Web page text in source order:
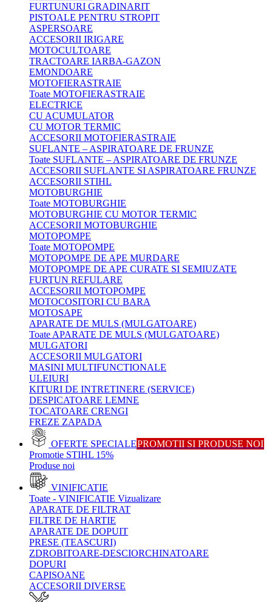
FURTUNURI GRADINARIT
PISTOALE PENTRU STROPIT
ASPERSOARE
ACCESORII IRIGARE
MOTOCULTOARE
TRACTOARE IARBA-GAZON
EMONDOARE
MOTOFIERASTRAIE
Toate MOTOFIERASTRAIE
ELECTRICE
CU ACUMULATOR
CU MOTOR TERMIC
ACCESORII MOTOFIERASTRAIE
SUFLANTE – ASPIRATOARE DE FRUNZE
Toate SUFLANTE – ASPIRATOARE DE FRUNZE
ACCESORII SUFLANTE SI ASPIRATOARE FRUNZE
ACCESORII STIHL
MOTOBURGHIE
Toate MOTOBURGHIE
MOTOBURGHIE CU MOTOR TERMIC
ACCESORII MOTOBURGHIE
MOTOPOMPE
Toate MOTOPOMPE
MOTOPOMPE DE APE MURDARE
MOTOPOMPE DE APE CURATE SI SEMIUZATE
FURTUN REFULARE
ACCESORII MOTOPOMPE
MOTOCOSITORI CU BARA
MOTOSAPE
APARATE DE MULS (MULGATOARE)
Toate APARATE DE MULS (MULGATOARE)
MULGATORI
ACCESORII MULGATORI
MASINI MULTIFUNCTIONALE
ULEIURI
KITURI DE INTRETINERE (SERVICE)
DESPICATOARE LEMNE
TOCATOARE CRENGI
FREZE ZAPADA
OFERTE SPECIALEPROMOTII SI PRODUSE NOI
Promotie STIHL 15%
Produse noi
VINIFICATIE
Toate - VINIFICATIE Vizualizare
APARATE DE FILTRAT
FILTRE DE HARTIE
APARATE DE DOPUIT
PRESE (TEASCURI)
ZDROBITOARE-DESCIORCHINATOARE
DOPURI
CAPISOANE
ACCESORII DIVERSE